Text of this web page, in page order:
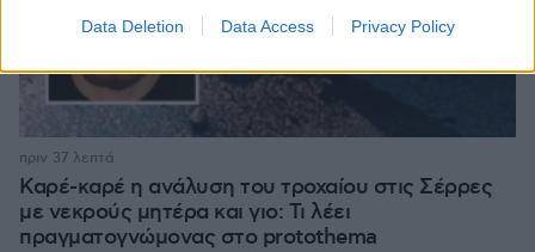
Data Deletion Data Access Privacy Policy
Καρέ-καρέ η ανάλυση του τροχαίου στις Σέρρες
με νεκρούς μητέρα και γιο: Τι λέει
πραγματογνώμονας στο protothema
πριν 37 λεπτά